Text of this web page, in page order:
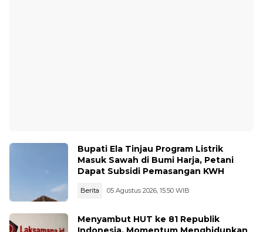
Bupati Ela Tinjau Program Listrik
Masuk Sawah di Bumi Harja, Petani
Dapat Subsidi Pemasangan KWH
Berita 05 Agustus 2026, 15:50 WIB
Menyambut HUT ke 81 Republik